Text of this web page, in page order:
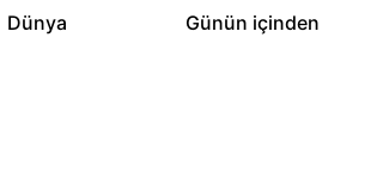
Dünya Günün içinden